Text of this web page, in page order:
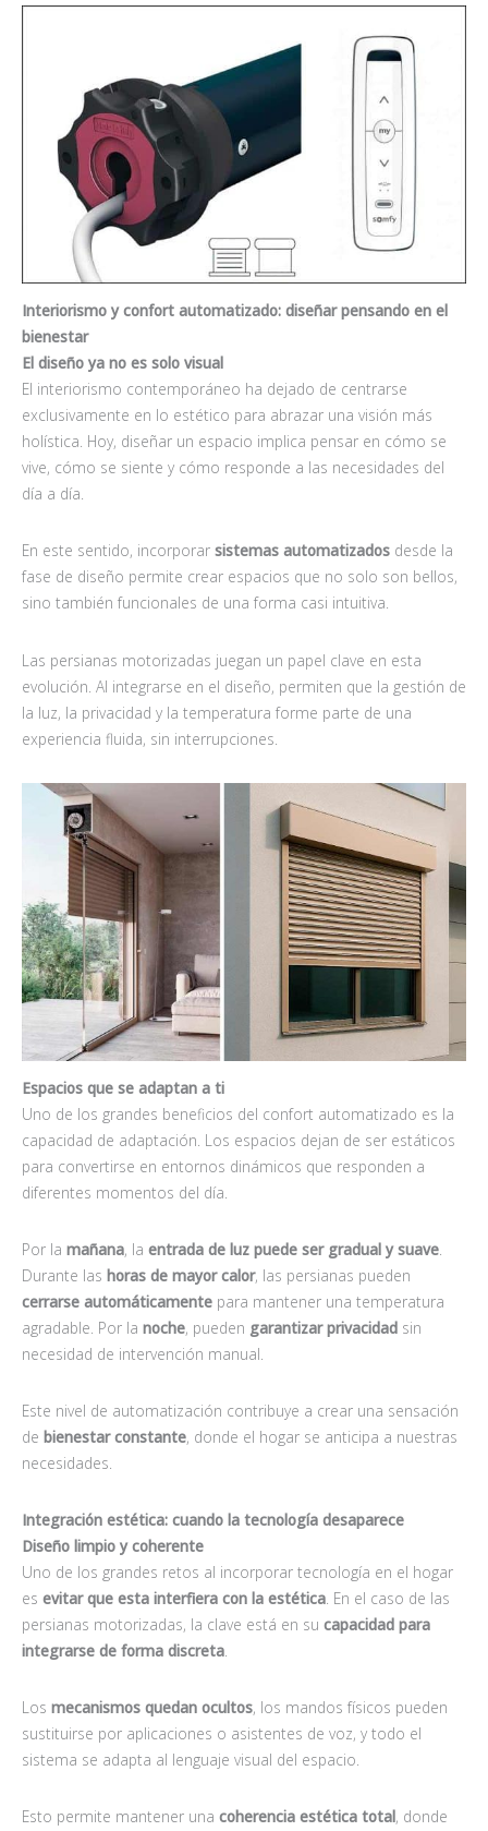
Interiorismo y confort automatizado: diseñar pensando en el
bienestar
El diseño ya no es solo visual
El interiorismo contemporáneo ha dejado de centrarse
exclusivamente en lo estético para abrazar una visión más
holística. Hoy, diseñar un espacio implica pensar en cómo se
vive, cómo se siente y cómo responde a las necesidades del
día a día.
En este sentido, incorporar sistemas automatizados desde la
fase de diseño permite crear espacios que no solo son bellos,
sino también funcionales de una forma casi intuitiva.
Las persianas motorizadas juegan un papel clave en esta
evolución. Al integrarse en el diseño, permiten que la gestión de
la luz, la privacidad y la temperatura forme parte de una
experiencia fluida, sin interrupciones.
Espacios que se adaptan a ti
Uno de los grandes beneficios del confort automatizado es la
capacidad de adaptación. Los espacios dejan de ser estáticos
para convertirse en entornos dinámicos que responden a
diferentes momentos del día.
Por la mañana, la entrada de luz puede ser gradual y suave.
Durante las horas de mayor calor, las persianas pueden
cerrarse automáticamente para mantener una temperatura
agradable. Por la noche, pueden garantizar privacidad sin
necesidad de intervención manual.
Este nivel de automatización contribuye a crear una sensación
de bienestar constante, donde el hogar se anticipa a nuestras
necesidades.
Integración estética: cuando la tecnología desaparece
Diseño limpio y coherente
Uno de los grandes retos al incorporar tecnología en el hogar
es evitar que esta interfiera con la estética. En el caso de las
persianas motorizadas, la clave está en su capacidad para
integrarse de forma discreta.
Los mecanismos quedan ocultos, los mandos físicos pueden
sustituirse por aplicaciones o asistentes de voz, y todo el
sistema se adapta al lenguaje visual del espacio.
Esto permite mantener una coherencia estética total, donde